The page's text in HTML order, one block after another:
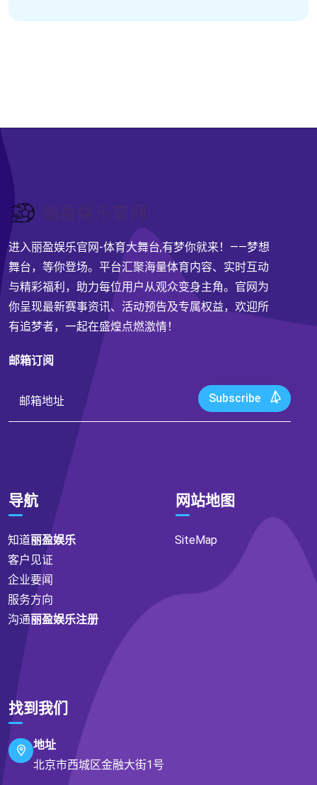
进入丽盈娱乐官网-体育大舞台,有梦你就来！——梦想
舞台，等你登场。平台汇聚海量体育内容、实时互动
与精彩福利，助力每位用户从观众变身主角。官网为
你呈现最新赛事资讯、活动预告及专属权益，欢迎所
有追梦者，一起在盛煌点燃激情！
邮箱订阅
Subscribe
导航
知道丽盈娱乐
客户见证
企业要闻
服务方向
沟通丽盈娱乐注册
网站地图
SiteMap
找到我们
地址
北京市西城区金融大街1号